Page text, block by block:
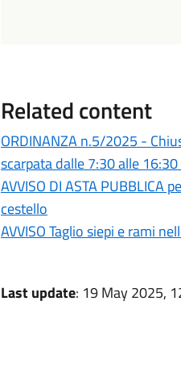
Related content
ORDINANZA n.5/2025 -
scarpata dalle 7:30 alle
AVVISO DI ASTA
cestello
AVVISO Taglio siepi e rami
Last update: 19 May 2025,